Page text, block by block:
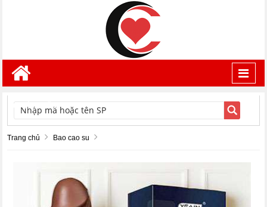
TÌM KIẾM
Trang chủ Bao cao su